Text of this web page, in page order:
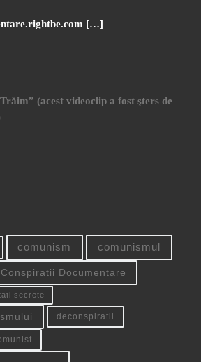
[…]
(acest videoclip a fost şters de
comunism comunismul
Conspiratii Documentare
secrete
deconspiratii